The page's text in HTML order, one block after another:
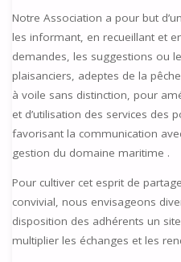
Notre Association a pour but
les informant, en recueillant et
demandes, les suggestions ou
plaisanciers, adeptes de la
à voile sans distinction, pour
et d’utilisation des services des
favorisant la communication
gestion du domaine maritime .
Pour cultiver cet esprit de
convivial, nous envisageons
disposition des adhérents un
multiplier les échanges et les